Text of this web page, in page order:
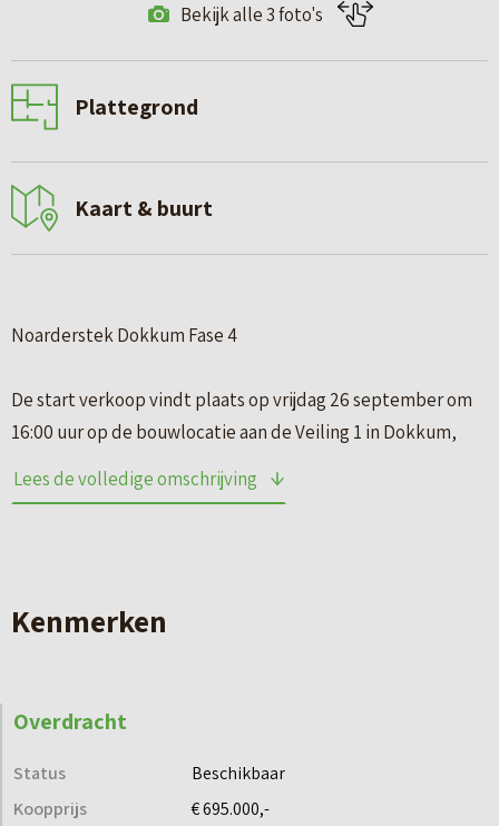
Bekijk alle 3 foto's
Plattegrond
Kaart & buurt
Noarderstek Dokkum Fase 4
De start verkoop vindt plaats op vrijdag 26 september om
16:00 uur op de bouwlocatie aan de Veiling 1 in Dokkum,
verwelkomen.
Sfeervolle buurt vol karakter en ruimte: Zo mooi kan
* Op loopafstand van het centrum
* Alle voordelen van nieuwbouw
* Veel variatie in type woningen
Lees de volledige omschrijving
Kenmerken
Overdracht
Status
Beschikbaar
Koopprijs
€ 695.000,-